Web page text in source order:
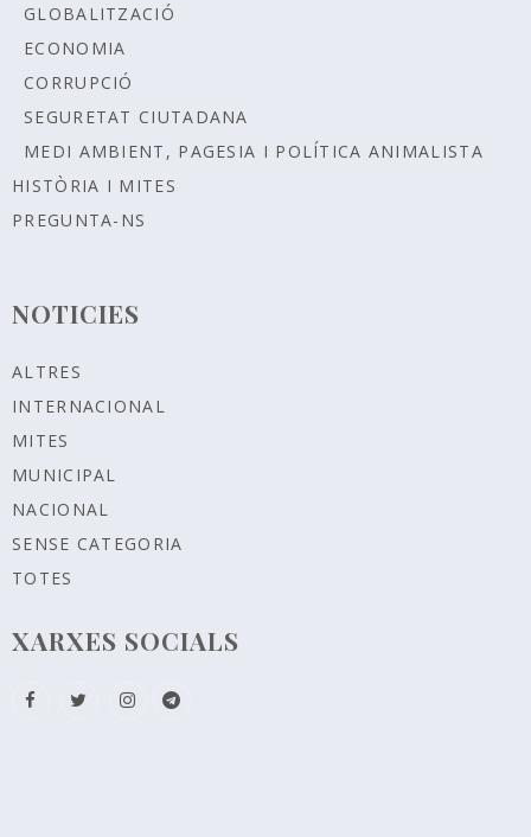
GLOBALITZACIÓ
ECONOMIA
CORRUPCIÓ
SEGURETAT CIUTADANA
MEDI AMBIENT, PAGESIA I POLÍTICA ANIMALISTA
HISTÒRIA I MITES
PREGUNTA-NS
NOTICIES
ALTRES
INTERNACIONAL
MITES
MUNICIPAL
NACIONAL
SENSE CATEGORIA
TOTES
XARXES SOCIALS